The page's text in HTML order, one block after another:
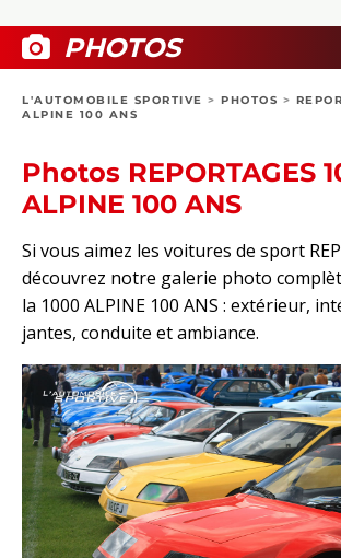
BOUTIQUE
PHOTOS
L'AUTOMOBILE SPORTIVE > PHOTOS >
ALPINE 100 ANS
Photos REPORTAGES
ALPINE 100 ANS
Si vous aimez les voitures de sport
découvrez notre galerie photo
la 1000 ALPINE 100 ANS : extérieur,
jantes, conduite et ambiance.